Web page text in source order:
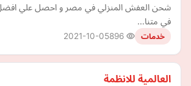
شحن العفش المنزلي في مصر و احصل علي افضل
في متنا…
خدمات 2021-10-05
العالمية للانظمة